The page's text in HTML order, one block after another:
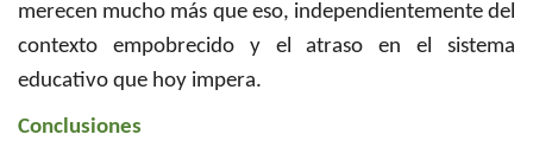
merecen mucho más que eso, independientemente del
contexto empobrecido y el atraso en el sistema
educativo que hoy impera.
Conclusiones